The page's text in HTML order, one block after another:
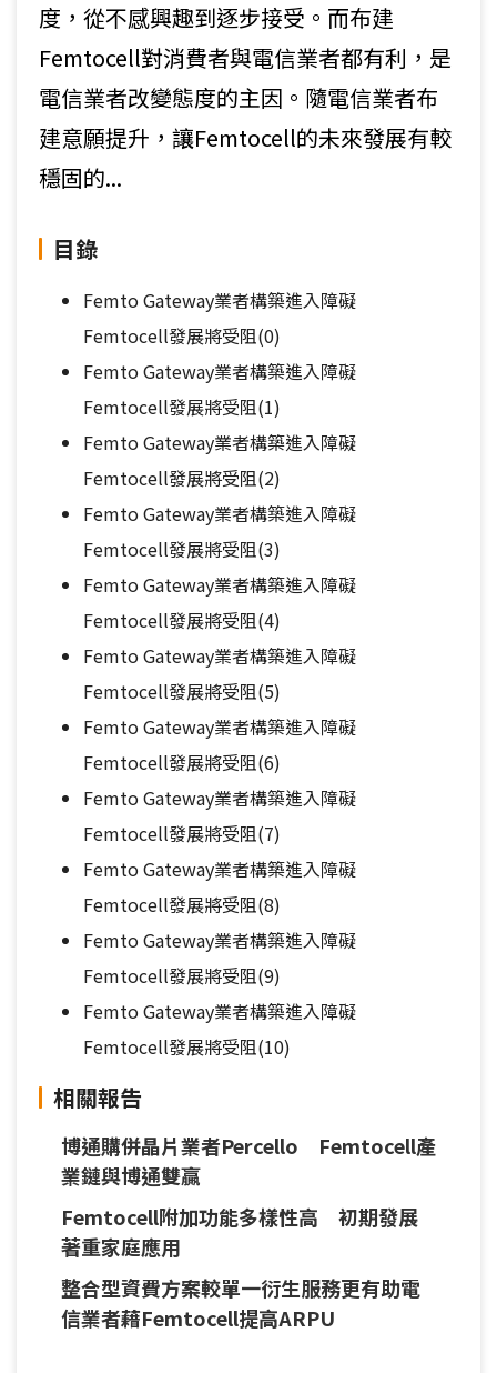
度，從不感興趣到逐步接受。而布建
Femtocell對消費者與電信業者都有利，是
電信業者改變態度的主因。隨電信業者布
建意願提升，讓Femtocell的未來發展有較
穩固的...
目錄
Femto Gateway業者構築進入障礙
Femtocell發展將受阻(0)
Femto Gateway業者構築進入障礙
Femtocell發展將受阻(1)
Femto Gateway業者構築進入障礙
Femtocell發展將受阻(2)
Femto Gateway業者構築進入障礙
Femtocell發展將受阻(3)
Femto Gateway業者構築進入障礙
Femtocell發展將受阻(4)
Femto Gateway業者構築進入障礙
Femtocell發展將受阻(5)
Femto Gateway業者構築進入障礙
Femtocell發展將受阻(6)
Femto Gateway業者構築進入障礙
Femtocell發展將受阻(7)
Femto Gateway業者構築進入障礙
Femtocell發展將受阻(8)
Femto Gateway業者構築進入障礙
Femtocell發展將受阻(9)
Femto Gateway業者構築進入障礙
Femtocell發展將受阻(10)
相關報告
博通購併晶片業者Percello Femtocell產
業鏈與博通雙贏
Femtocell附加功能多樣性高 初期發展
著重家庭應用
整合型資費方案較單一衍生服務更有助電
信業者藉Femtocell提高ARPU